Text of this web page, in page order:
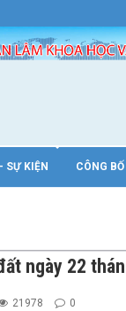
nhigvyzu/
SỰ KIỆN CÔNG
ngày 22
21978 0